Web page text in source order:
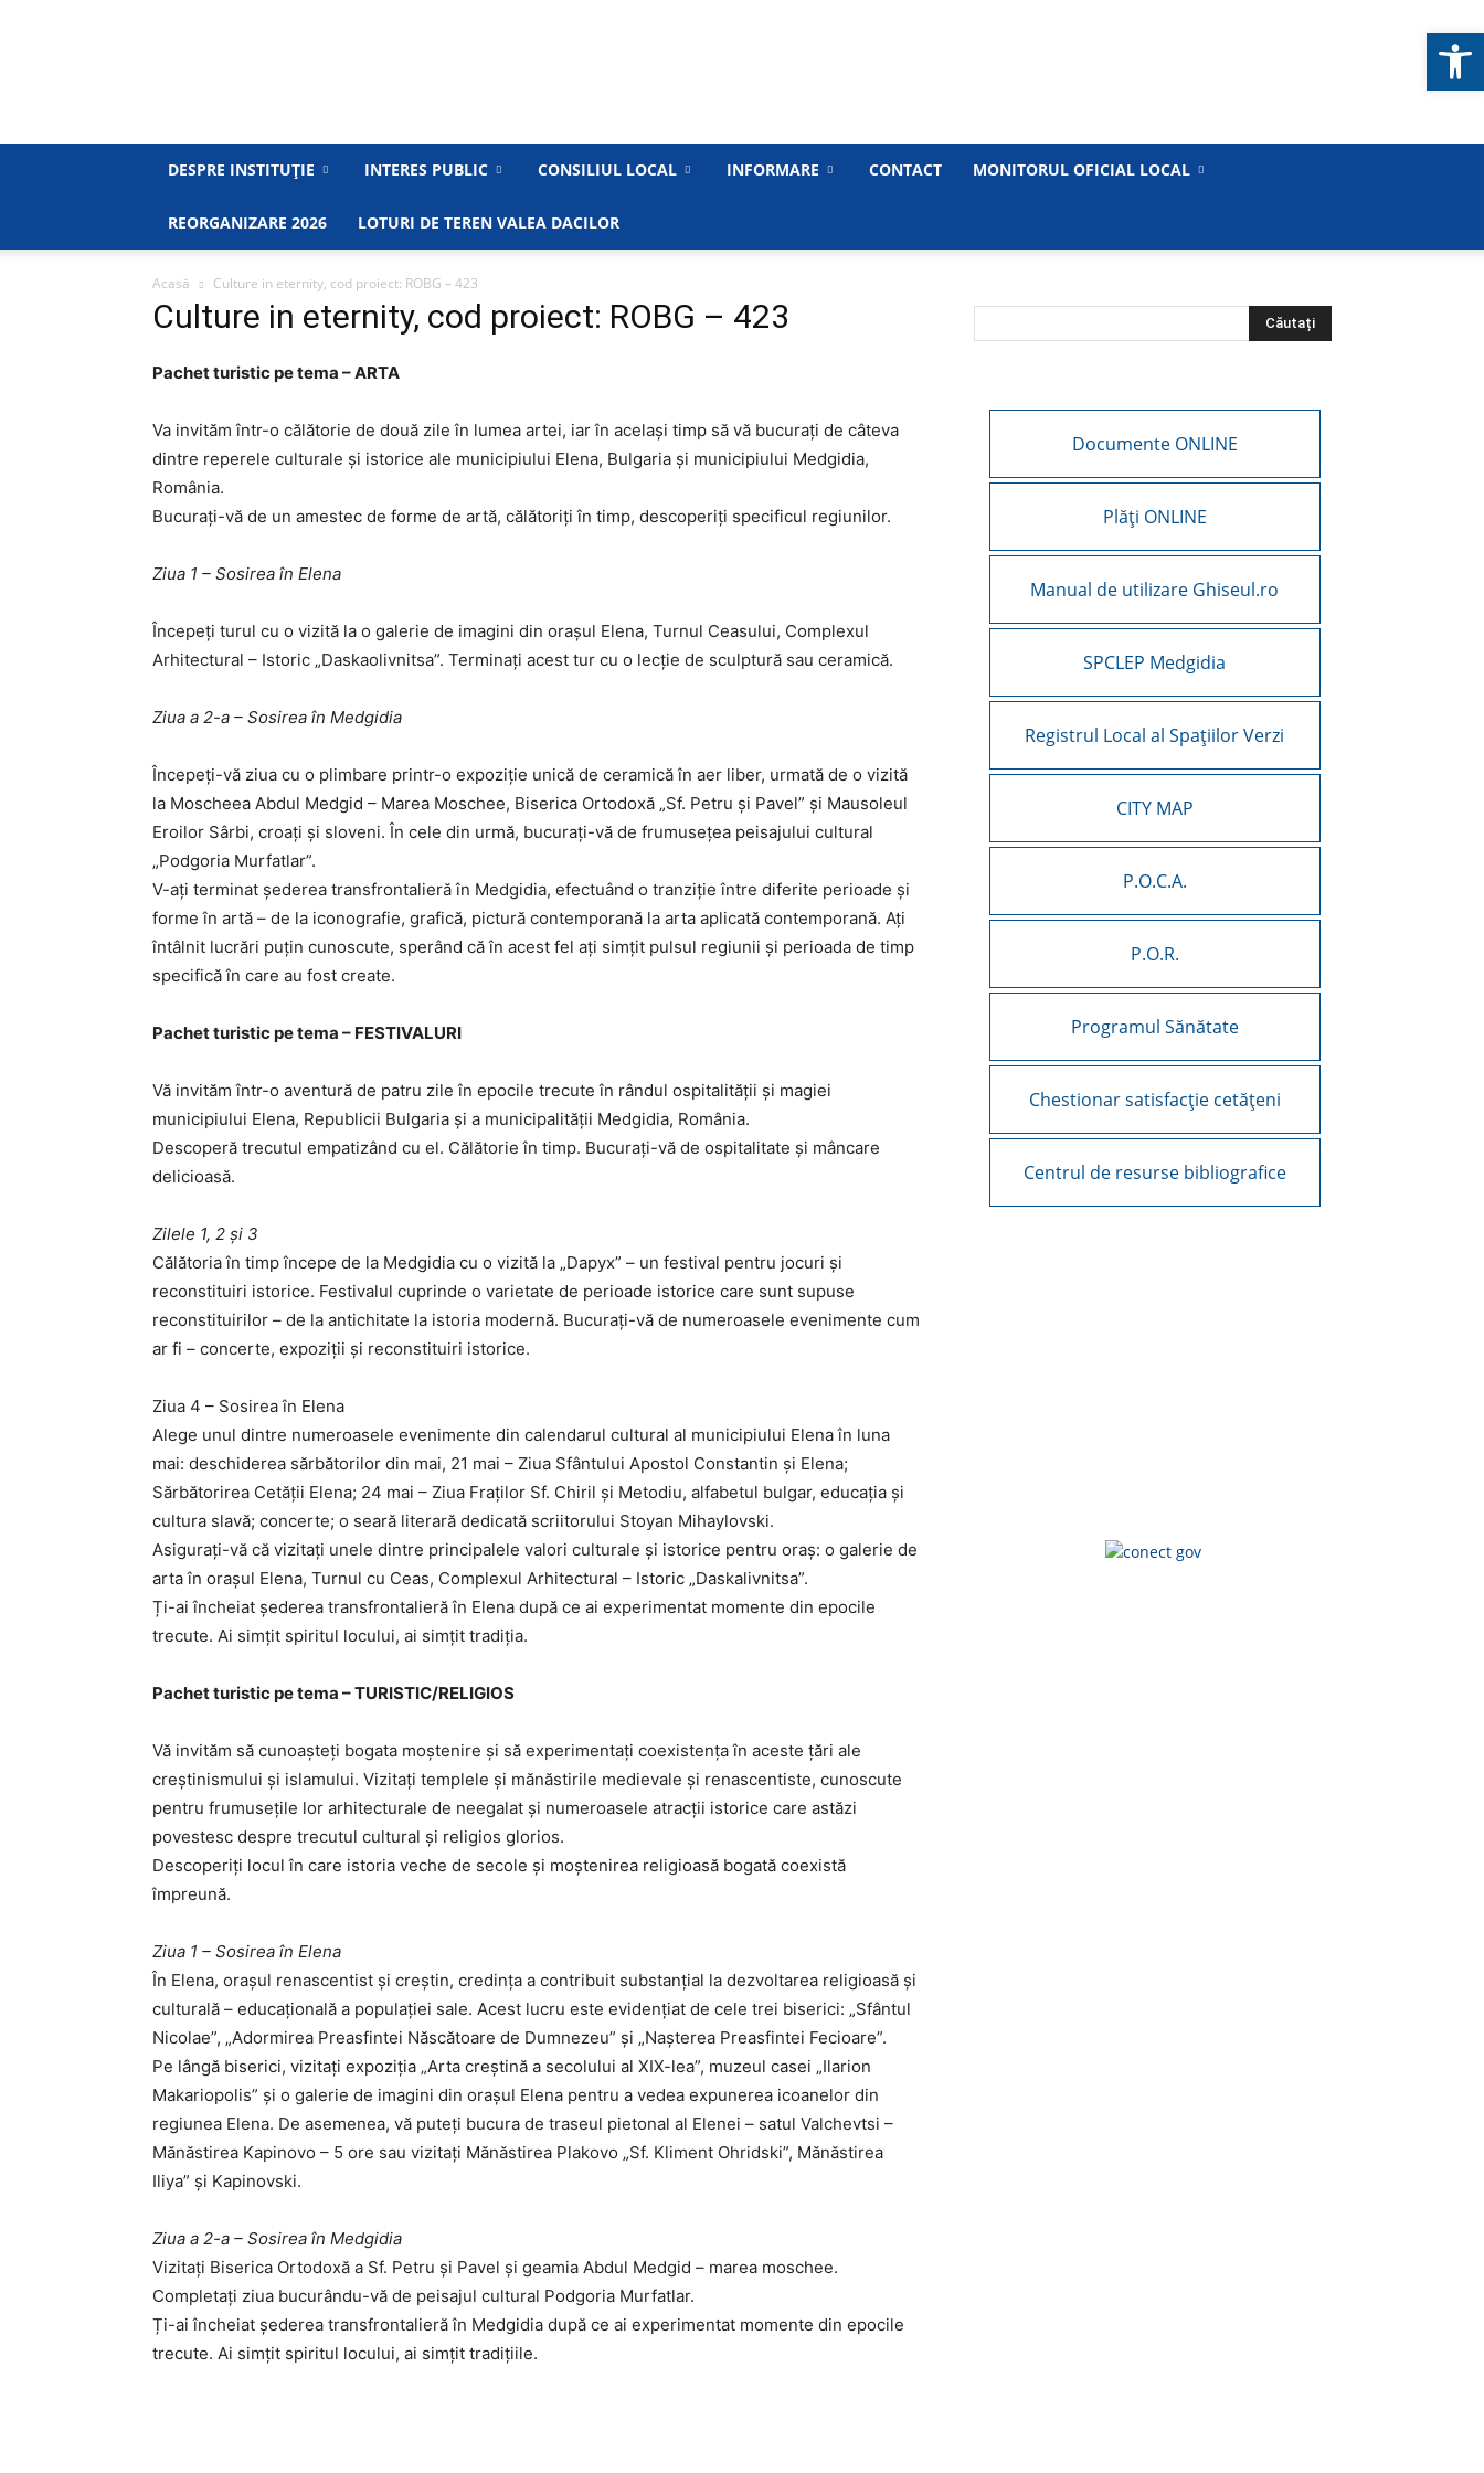
Primăria
Medgidia
DESPRE INSTITUȚIE INTERES PUBLIC CONSILIUL LOCAL INFORMARE CONTACT MONITORUL OFICIAL LOCAL
REORGANIZARE 2026 LOTURI DE TEREN VALEA DACILOR
Acasă Culture in eternity, cod proiect: ROBG – 423
Culture in eternity, cod proiect: ROBG – 423
Pachet turistic pe tema – ARTA
Va invităm într-o călătorie de două zile în lumea artei, iar în același timp să vă bucurați de câteva
dintre reperele culturale și istorice ale municipiului Elena, Bulgaria și municipiului Medgidia,
România.
Bucurați-vă de un amestec de forme de artă, călătoriți în timp, descoperiți specificul regiunilor.
Ziua 1 – Sosirea în Elena
Începeți turul cu o vizită la o galerie de imagini din orașul Elena, Turnul Ceasului, Complexul
Arhitectural – Istoric „Daskaolivnitsa”. Terminați acest tur cu o lecție de sculptură sau ceramică.
Ziua a 2-a – Sosirea în Medgidia
Începeți-vă ziua cu o plimbare printr-o expoziție unică de ceramică în aer liber, urmată de o vizită
la Moscheea Abdul Medgid – Marea Moschee, Biserica Ortodoxă „Sf. Petru şi Pavel” şi Mausoleul
Eroilor Sârbi, croaţi şi sloveni. În cele din urmă, bucurați-vă de frumusețea peisajului cultural
„Podgoria Murfatlar”.
V-ați terminat șederea transfrontalieră în Medgidia, efectuând o tranziție între diferite perioade și
forme în artă – de la iconografie, grafică, pictură contemporană la arta aplicată contemporană. Ați
întâlnit lucrări puțin cunoscute, sperând că în acest fel ați simțit pulsul regiunii și perioada de timp
specifică în care au fost create.
Pachet turistic pe tema – FESTIVALURI
Vă invităm într-o aventură de patru zile în epocile trecute în rândul ospitalității și magiei
municipiului Elena, Republicii Bulgaria și a municipalității Medgidia, România.
Descoperă trecutul empatizând cu el. Călătorie în timp. Bucurați-vă de ospitalitate și mâncare
delicioasă.
Zilele 1, 2 și 3
Călătoria în timp începe de la Medgidia cu o vizită la „Dapyx” – un festival pentru jocuri și
reconstituiri istorice. Festivalul cuprinde o varietate de perioade istorice care sunt supuse
reconstituirilor – de la antichitate la istoria modernă. Bucurați-vă de numeroasele evenimente cum
ar fi – concerte, expoziții și reconstituiri istorice.
Ziua 4 – Sosirea în Elena
Alege unul dintre numeroasele evenimente din calendarul cultural al municipiului Elena în luna
mai: deschiderea sărbătorilor din mai, 21 mai – Ziua Sfântului Apostol Constantin și Elena;
Sărbătorirea Cetății Elena; 24 mai – Ziua Fraților Sf. Chiril și Metodiu, alfabetul bulgar, educația și
cultura slavă; concerte; o seară literară dedicată scriitorului Stoyan Mihaylovski.
Asigurați-vă că vizitați unele dintre principalele valori culturale și istorice pentru oraș: o galerie de
arta în orașul Elena, Turnul cu Ceas, Complexul Arhitectural – Istoric „Daskalivnitsa”.
Ți-ai încheiat șederea transfrontalieră în Elena după ce ai experimentat momente din epocile
trecute. Ai simțit spiritul locului, ai simțit tradiția.
Pachet turistic pe tema – TURISTIC/RELIGIOS
Vă invităm să cunoașteți bogata moștenire și să experimentați coexistența în aceste țări ale
creștinismului și islamului. Vizitați templele și mănăstirile medievale și renascentiste, cunoscute
pentru frumusețile lor arhitecturale de neegalat și numeroasele atracții istorice care astăzi
povestesc despre trecutul cultural și religios glorios.
Descoperiți locul în care istoria veche de secole și moștenirea religioasă bogată coexistă
împreună.
Ziua 1 – Sosirea în Elena
În Elena, oraşul renascentist și creştin, credinţa a contribuit substanţial la dezvoltarea religioasă şi
culturală – educaţională a populaţiei sale. Acest lucru este evidențiat de cele trei biserici: „Sfântul
Nicolae”, „Adormirea Preasfintei Născătoare de Dumnezeu” și „Nașterea Preasfintei Fecioare”.
Pe lângă biserici, vizitați expoziția „Arta creștină a secolului al XIX-lea”, muzeul casei „Ilarion
Makariopolis” și o galerie de imagini din orașul Elena pentru a vedea expunerea icoanelor din
regiunea Elena. De asemenea, vă puteţi bucura de traseul pietonal al Elenei – satul Valchevtsi –
Mănăstirea Kapinovo – 5 ore sau vizitaţi Mănăstirea Plakovo „Sf. Kliment Ohridski”, Mănăstirea
Iliya” și Kapinovski.
Ziua a 2-a – Sosirea în Medgidia
Vizitați Biserica Ortodoxă a Sf. Petru și Pavel și geamia Abdul Medgid – marea moschee.
Completați ziua bucurându-vă de peisajul cultural Podgoria Murfatlar.
Ți-ai încheiat șederea transfrontalieră în Medgidia după ce ai experimentat momente din epocile
trecute. Ai simţit spiritul locului, ai simţit tradiţiile.
Documente ONLINE
Plăți ONLINE
Manual de utilizare Ghiseul.ro
SPCLEP Medgidia
Registrul Local al Spațiilor Verzi
CITY MAP
P.O.C.A.
P.O.R.
Programul Sănătate
Chestionar satisfacție cetățeni
Centrul de resurse bibliografice